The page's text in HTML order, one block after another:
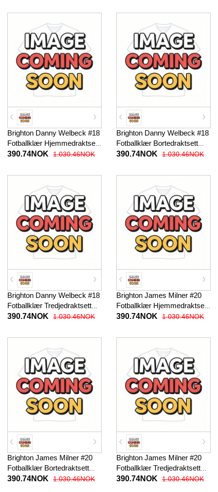
Brighton Danny Welbeck #18
Fotballklær Hjemmedraktsett
Barn 2025-26 Kortermet (+
390.74NOK 1.030.46NOK
Brighton Danny Welbeck #18
Fotballklær Bortedraktsett
Barn 2025-26 Kortermet (+
390.74NOK 1.030.46NOK
Brighton Danny Welbeck #18
Fotballklær Tredjedraktsett
Barn 2025-26 Kortermet (+
390.74NOK 1.030.46NOK
Brighton James Milner #20
Fotballklær Hjemmedraktsett
Barn 2025-26 Kortermet (+
390.74NOK 1.030.46NOK
Brighton James Milner #20
Fotballklær Bortedraktsett
Barn 2025-26 Kortermet (+
390.74NOK 1.030.46NOK
Brighton James Milner #20
Fotballklær Tredjedraktsett
Barn 2025-26 Kortermet (+
390.74NOK 1.030.46NOK